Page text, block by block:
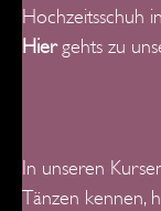
Hochzeitsschuh
Hiergehts zu
In unseren
Tänzen kennen,